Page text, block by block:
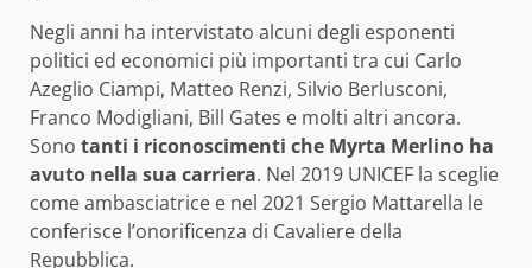
Negli anni ha intervistato alcuni degli esponenti
politici ed economici più importanti tra cui Carlo
Azeglio Ciampi, Matteo Renzi, Silvio Berlusconi,
Franco Modigliani, Bill Gates e molti altri ancora.
Sono tanti i riconoscimenti che Myrta Merlino ha
avuto nella sua carriera. Nel 2019 UNICEF la sceglie
come ambasciatrice e nel 2021 Sergio Mattarella le
conferisce l’onorificenza di Cavaliere della
Repubblica.